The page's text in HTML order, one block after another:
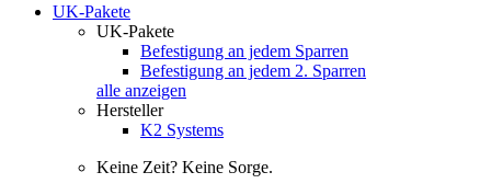
UK-Pakete
UK-Pakete
Befestigung an jedem Sparren
Befestigung an jedem 2. Sparren
alle anzeigen
Hersteller
K2 Systems
Keine Zeit? Keine Sorge.